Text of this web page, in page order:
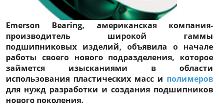
Emerson Bearing, американская компания-
производитель широкой гаммы
подшипниковых изделий, объявила о начале
работы своего нового подразделения, которое
займется изысканиями в области
использования пластических масс и полимеров
для нужд разработки и создания подшипников
нового поколения.